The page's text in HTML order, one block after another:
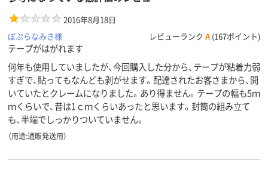
2016年8月18日
ぽぷらなみき様
レビューランク A (167ポイント)
テープがはがれます
何年も使用していましたが、今回購入した分から、テープが粘着力弱
すぎで、貼ってもなんども剥がせます。配達されたお客さまから、開
いていたとクレームになりました。あり得ません。テープの幅も5ｍ
ｍくらいで、昔は1ｃｍくらいあったと思います。封筒の組み立て
も、半端でしっかりついていません。
（用途:通販発送用）